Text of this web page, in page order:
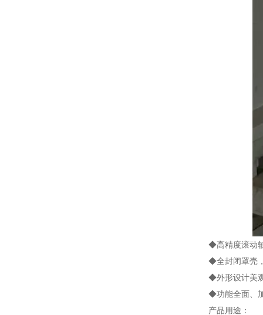
◆高精度滚动
◆全封闭罩壳
◆外形设计美
◆功能全面、
产品用途：